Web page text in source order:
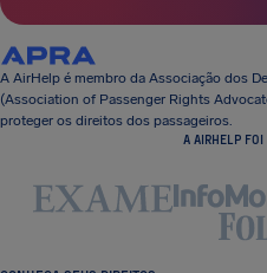
A AirHelp é membro da Associação dos
(Association of Passenger Rights
proteger os direitos dos passageiros.
A AIRHELP